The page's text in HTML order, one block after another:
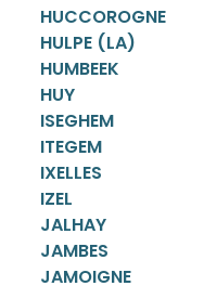
HUCCOROGNE
HULPE (LA)
HUMBEEK
HUY
ISEGHEM
ITEGEM
IXELLES
IZEL
JALHAY
JAMBES
JAMOIGNE